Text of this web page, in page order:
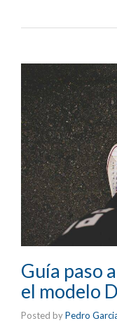
Guía paso
el modelo
Posted byPedro